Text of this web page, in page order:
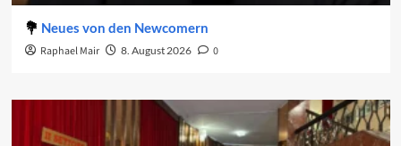
Neues von den Newcomern
Raphael Mair 8. August 2026 0